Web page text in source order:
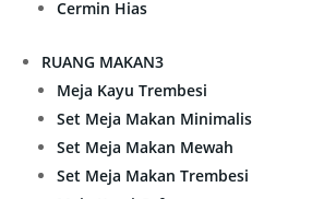
Cermin Hias
RUANG MAKAN3
Meja Kayu Trembesi
Set Meja Makan Minimalis
Set Meja Makan Mewah
Set Meja Makan Trembesi